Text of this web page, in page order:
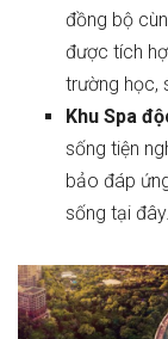
đồng bộ
được tích
trường học,
Khu Spa
sống tiện
bảo đáp
sống tại đây.